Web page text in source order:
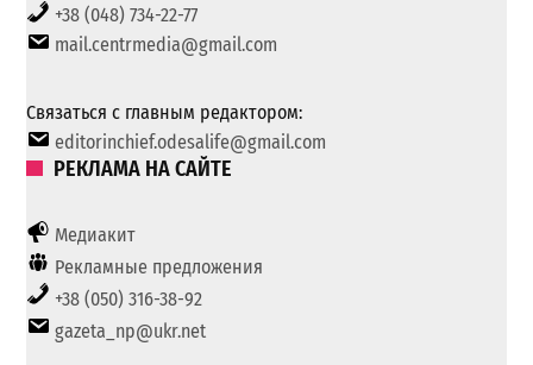
+38 (048) 734-22-77
mail.centrmedia@gmail.com
Связаться с главным редактором:
editorinchief.odesalife@gmail.com
РЕКЛАМА НА САЙТЕ
Медиакит
Рекламные предложения
+38 (050) 316-38-92
gazeta_np@ukr.net